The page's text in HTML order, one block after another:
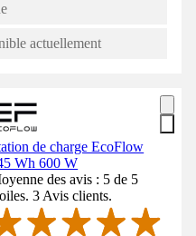
actuellement
de charge EcoFlow
Wh 600 W
des avis : 5 de 5
3 Avis clients.